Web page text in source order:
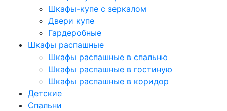
Шкафы-купе с зеркалом
Двери купе
Гардеробные
Шкафы распашные
Шкафы распашные в спальню
Шкафы распашные в гостиную
Шкафы распашные в коридор
Детские
Спальни